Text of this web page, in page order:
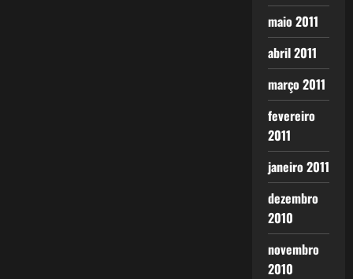
maio 2011
abril 2011
março 2011
fevereiro
2011
janeiro 2011
dezembro
2010
novembro
2010